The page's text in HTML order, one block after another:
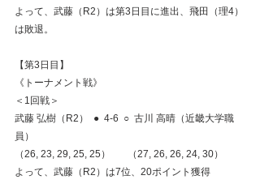
よって、武藤（R2）は第3日目に進出、飛田（理4）
は敗退。
【第3日目】
《トーナメント戦》
＜1回戦＞
武藤 弘樹（R2）  ●  4-6  ○  古川 高晴（近畿大学職
員）
（26, 23, 29, 25, 25）       （27, 26, 26, 24, 30）
よって、武藤（R2）は7位、20ポイント獲得